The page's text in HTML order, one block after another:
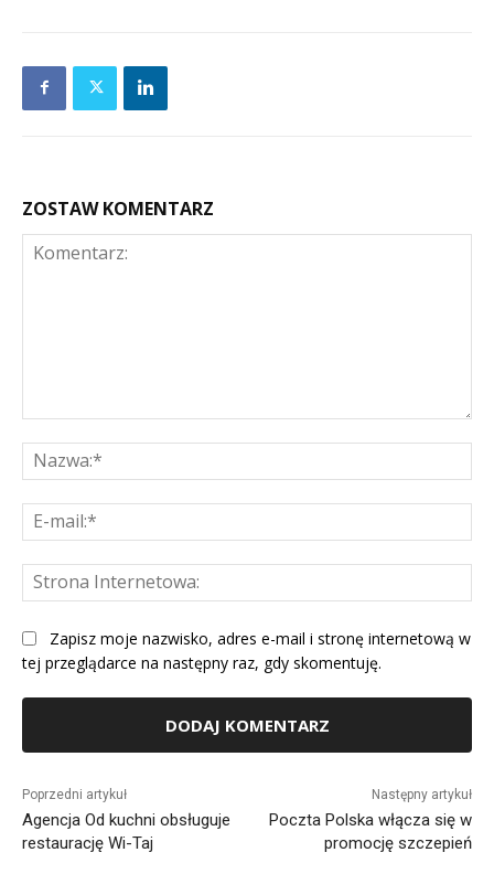
ZOSTAW KOMENTARZ
Zapisz moje nazwisko, adres e-mail i stronę internetową w
tej przeglądarce na następny raz, gdy skomentuję.
Poprzedni artykuł
Agencja Od kuchni obsługuje
restaurację Wi-Taj
Następny artykuł
Poczta Polska włącza się w
promocję szczepień